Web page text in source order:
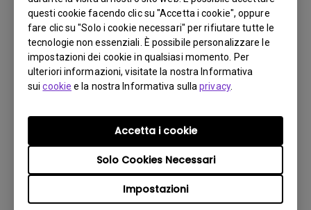
questi cookie facendo clic su "Accetta i cookie", oppure
fare clic su "Solo i cookie necessari" per rifiutare tutte le
tecnologie non essenziali. È possibile personalizzare le
impostazioni dei cookie in qualsiasi momento. Per
ulteriori informazioni, visitate la nostra Informativa
suicookie e la nostra Informativa sullaprivacy.
Impostazioni
Solo Cookies Necessari
Accetta i cookie
modalità Duplicazione in Windows?
Che cos'è la correzione trapezoidale?
Non posso utilizzare il telecomando della
sistema Android TV o il mio proiettore?
Come posso risolverlo?
Come cambiare la lampada e ripristinare il
timer della lampada?